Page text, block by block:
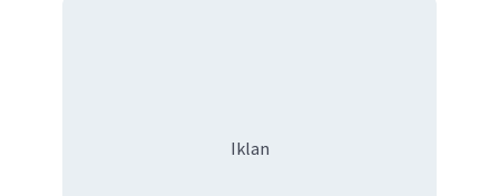
Iklan